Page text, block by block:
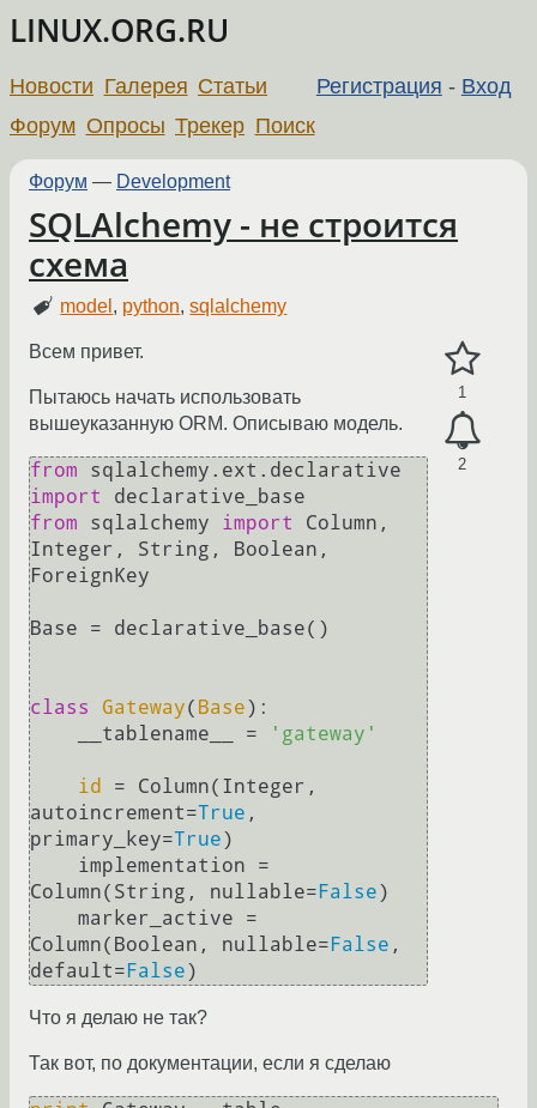
LINUX.ORG.RU
Регистрация - Вход
Новости Галерея Статьи
Форум Опросы Трекер Поиск
Форум — Development
SQLAlchemy - не строится
схема
model , python,sqlalchemy
1
2
Всем привет.
Пытаюсь начать использовать
вышеуказанную ORM. Описываю модель.
from
import
from sqlalchemy import
Column,
Integer, String, Boolean,
ForeignKey
Base = declarative_base()
class Gateway( Base):
    __tablename__ =
'gateway'
id
= Column(Integer,
autoincrement=True ,
primary_key=True)
Column(String, nullable= False)
Column(Boolean, nullable= False ,
default= False
Что я делаю не так?
Так вот, по документации, если я сделаю